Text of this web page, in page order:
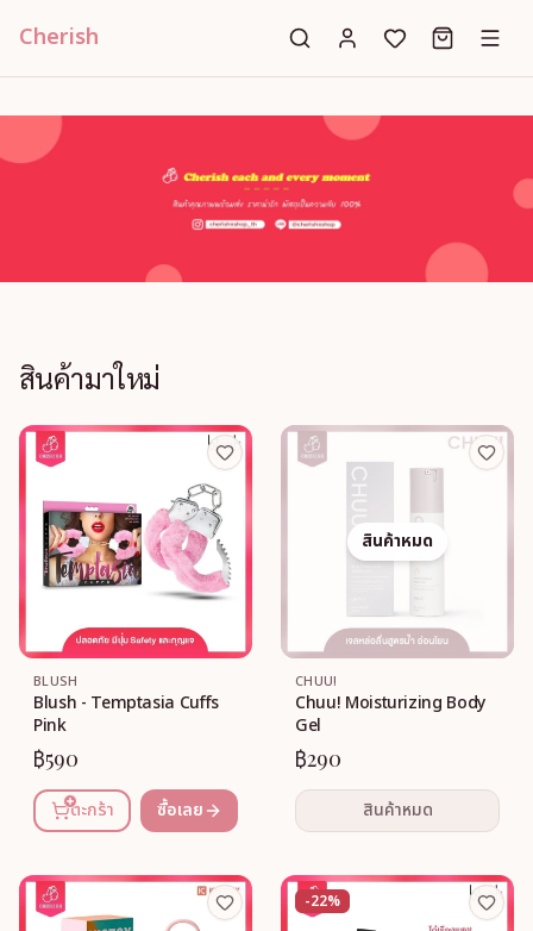
Cherish
สินค้ามาใหม่
BLUSH
Blush - Temptasia Cuffs
Pink
฿590
ตะกร้า ซื้อเลย
สินค้าหมด
CHUU!
Chuu! Moisturizing Body
Gel
฿290
สินค้าหมด
-22%